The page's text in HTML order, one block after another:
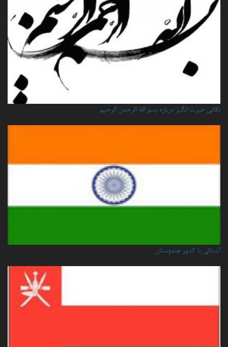
نكاتي حيرت انگيز درباره بسم الله الرحمن الرحيم
آشنائی با کشور هندوستان